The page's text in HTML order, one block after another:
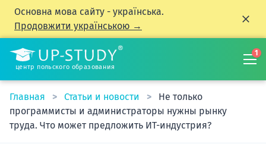
Основна мова сайту - українська.
Продовжити українською →
центр польского образования
1
Главная Статьи и новости
Не только
программисты и администраторы нужны рынку
труда. Что может предложить ИТ-индустрия?